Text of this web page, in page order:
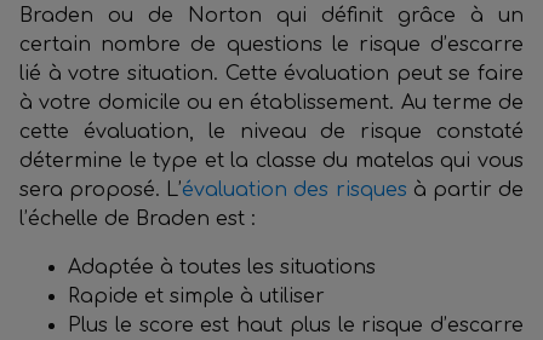
Braden ou de Norton qui définit grâce à un
certain nombre de questions le risque d’escarre
lié à votre situation. Cette évaluation peut se faire
à votre domicile ou en établissement. Au terme de
cette évaluation, le niveau de risque constaté
détermine le type et la classe du matelas qui vous
sera proposé. L’évaluation des risques à partir de
l’échelle de Braden est :
Adaptée à toutes les situations
Rapide et simple à utiliser
Plus le score est haut plus le risque d’escarre